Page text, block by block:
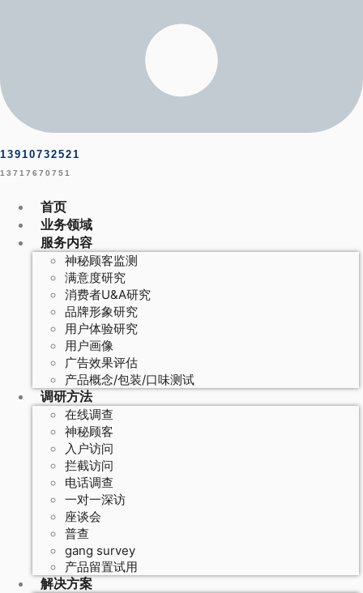
13910732521
13717670751
首页
业务领域
服务内容
神秘顾客监测
满意度研究
消费者U&A研究
品牌形象研究
用户体验研究
用户画像
广告效果评估
产品概念/包装/口味测试
调研方法
在线调查
神秘顾客
入户访问
拦截访问
电话调查
一对一深访
座谈会
普查
gang survey
产品留置试用
解决方案